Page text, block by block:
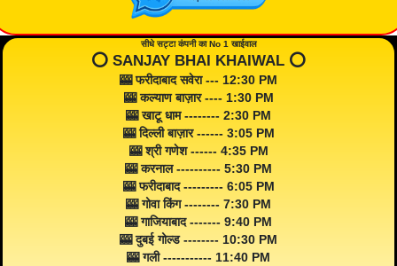
सीधे सट्टा कंपनी का No 1 खाईवाल
⭕️ SANJAY BHAI KHAIWAL ⭕️
🎰 फरीदाबाद सवेरा --- 12:30 PM
🎰 कल्याण बाज़ार ---- 1:30 PM
🎰 खाटू धाम -------- 2:30 PM
🎰 दिल्ली बाज़ार ------ 3:05 PM
🎰 श्री गणेश ------ 4:35 PM
🎰 करनाल ---------- 5:30 PM
🎰 फरीदाबाद --------- 6:05 PM
🎰 गोवा किंग -------- 7:30 PM
🎰 गाजियाबाद ------- 9:40 PM
🎰 दुबई गोल्ड -------- 10:30 PM
🎰 गली ----------- 11:40 PM